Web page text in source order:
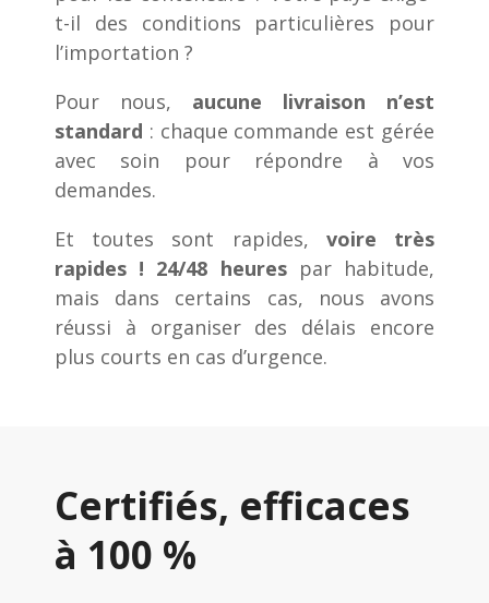
t-il des conditions particulières pour
l’importation ?
Pour nous, aucune livraison n’est
standard : chaque commande est gérée
avec soin pour répondre à vos
demandes.
Et toutes sont rapides, voire très
rapides ! 24/48 heurespar habitude,
mais dans certains cas, nous avons
réussi à organiser des délais encore
plus courts en cas d’urgence.
Certifiés, efficaces
à 100 %